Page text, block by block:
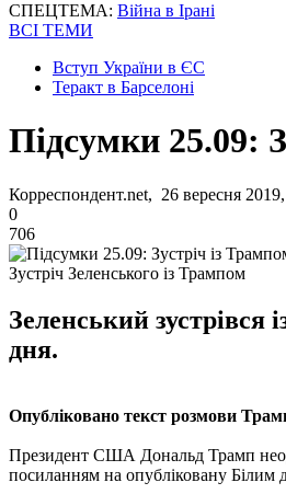
СПЕЦТЕМА: Війна в Ірані
ВСІ ТЕМИ
Вступ України в ЄС
Теракт в Барселоні
Підсумки 25.09:
Корреспондент.net, 26 вересня
0
706
Зустріч Зеленського із Трампом
Зеленський зустрівся
дня.
Опубліковано текст розмови
Президент США Дональд Трамп
посиланням на опубліковану Білим